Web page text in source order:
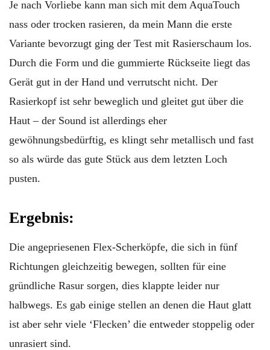
Je nach Vorliebe kann man sich mit dem AquaTouch
nass oder trocken rasieren, da mein Mann die erste
Variante bevorzugt ging der Test mit Rasierschaum los.
Durch die Form und die gummierte Rückseite liegt das
Gerät gut in der Hand und verrutscht nicht. Der
Rasierkopf ist sehr beweglich und gleitet gut über die
Haut – der Sound ist allerdings eher
gewöhnungsbedürftig, es klingt sehr metallisch und fast
so als würde das gute Stück aus dem letzten Loch
pusten.
Ergebnis:
Die angepriesenen Flex-Scherköpfe, die sich in fünf
Richtungen gleichzeitig bewegen, sollten für eine
gründliche Rasur sorgen, dies klappte leider nur
halbwegs. Es gab einige stellen an denen die Haut glatt
ist aber sehr viele ‘Flecken’ die entweder stoppelig oder
unrasiert sind.